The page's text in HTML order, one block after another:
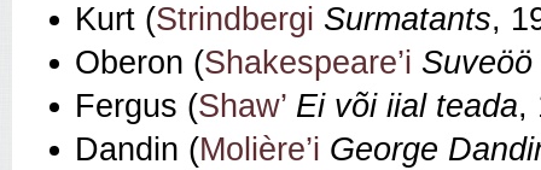
Kurt (Strindbergi Surmatants,
Oberon (Shakespeare’i
Fergus (Shaw’ Ei või iial teada,
Dandin (Molière’i George